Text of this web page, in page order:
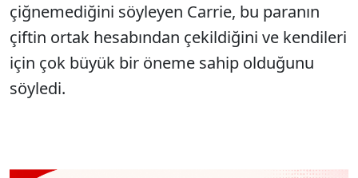
çiğnemediğini söyleyen Carrie, bu paranın
çiftin ortak hesabından çekildiğini ve kendileri
için çok büyük bir öneme sahip olduğunu
söyledi.